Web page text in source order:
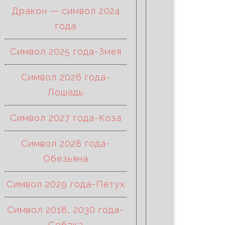
Дракон — символ 2024
года
Символ 2025 года-Змея
Символ 2026 года-
Лошадь
Символ 2027 года-Коза
Символ 2028 года-
Обезьяна
Символ 2029 года-Петух
Символ 2018, 2030 года-